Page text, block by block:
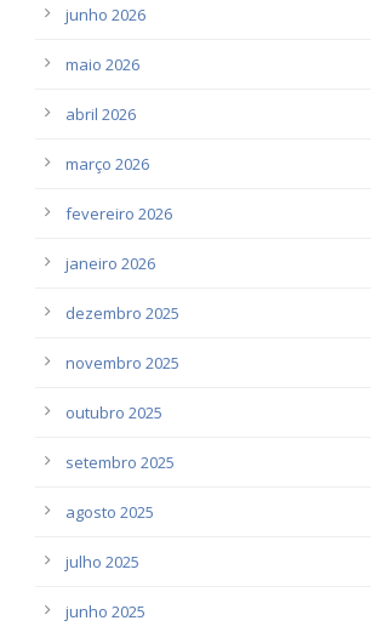
junho 2026
maio 2026
abril 2026
março 2026
fevereiro 2026
janeiro 2026
dezembro 2025
novembro 2025
outubro 2025
setembro 2025
agosto 2025
julho 2025
junho 2025